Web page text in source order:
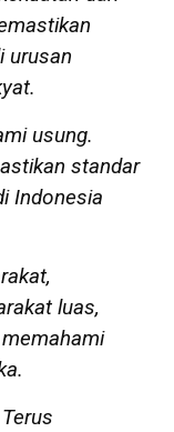
urusan
usung.
standar
Indonesia
luas,